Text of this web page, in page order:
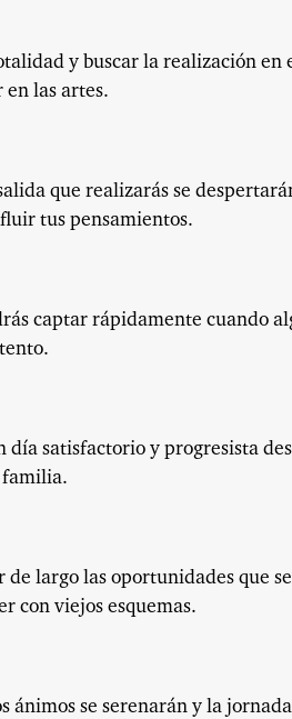
y buscar la realización
las artes.
que realizarás se
tus pensamientos.
captar rápidamente cuando
día satisfactorio y progresista
familia.
de largo las oportunidades que
con viejos esquemas.
ánimos se serenarán y la